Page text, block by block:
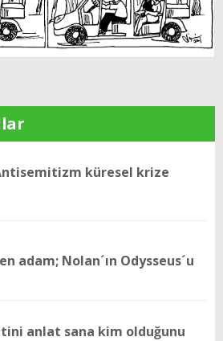
küresel krize
adam; Nolan´ın Odysseus´u
anlat sana kim olduğunu